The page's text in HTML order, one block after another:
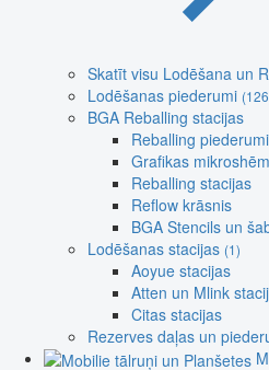
Skatīt visu Lodēšana un
Lodēšanas piederumi
BGA Reballing stacijas
Reballing piederumi
Grafikas
Reballing stacijas
Reflow krāsnis
BGA Stencils un
Lodēšanas stacijas (1)
Aoyue stacijas
Atten un Mlink
Citas stacijas
Rezerves daļas un